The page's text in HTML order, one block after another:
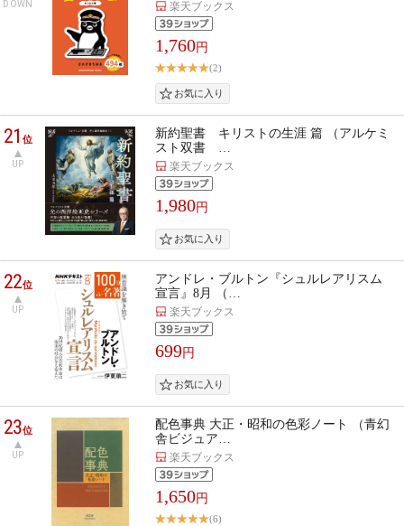
DOWN 楽天ブックス
1,760円
(2)
21位
UP
新約聖書 キリストの生涯 篇 （アルケミ
スト双書 …
楽天ブックス
1,980円
22位
UP
アンドレ・ブルトン『シュルレアリスム
宣言』8月 （…
楽天ブックス
699円
23位
UP
配色事典 大正・昭和の色彩ノート （青幻
舎ビジュア…
楽天ブックス
1,650円
(6)